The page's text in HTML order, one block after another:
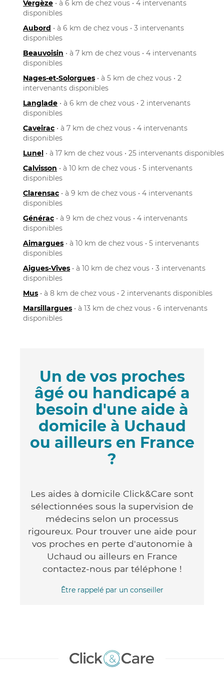
Vergèze • à 6 km de chez vous • 4 intervenants
disponibles
Aubord • à 6 km de chez vous • 3 intervenants
disponibles
Beauvoisin • à 7 km de chez vous • 4 intervenants
disponibles
Nages-et-Solorgues • à 5 km de chez vous • 2
intervenants disponibles
Langlade • à 6 km de chez vous • 2 intervenants
disponibles
Caveirac • à 7 km de chez vous • 4 intervenants
disponibles
Lunel • à 17 km de chez vous • 25 intervenants disponibles
Calvisson • à 10 km de chez vous • 5 intervenants
disponibles
Clarensac • à 9 km de chez vous • 4 intervenants
disponibles
Générac • à 9 km de chez vous • 4 intervenants
disponibles
Aimargues • à 10 km de chez vous • 5 intervenants
disponibles
Aigues-Vives • à 10 km de chez vous • 3 intervenants
disponibles
Mus • à 8 km de chez vous • 2 intervenants disponibles
Marsillargues • à 13 km de chez vous • 6 intervenants
disponibles
Un de vos proches
âgé ou handicapé a
besoin d'une aide à
domicile à Uchaud
ou ailleurs en France
?
Les aides à domicile Click&Care sont
sélectionnées sous la supervision de
médecins selon un processus
rigoureux. Pour trouver une aide pour
vos proches en perte d'autonomie à
Uchaud ou ailleurs en France
contactez-nous par téléphone !
Être rappelé par un conseiller